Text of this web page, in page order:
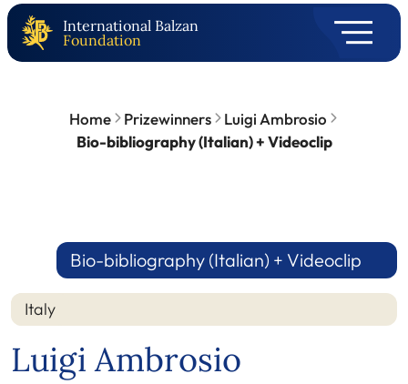
International Balzan
Foundation
Home Prizewinners
Luigi Ambrosio
Bio-bibliography (Italian) + Videoclip
Bio-bibliography (Italian) + Videoclip
Italy
Luigi Ambrosio